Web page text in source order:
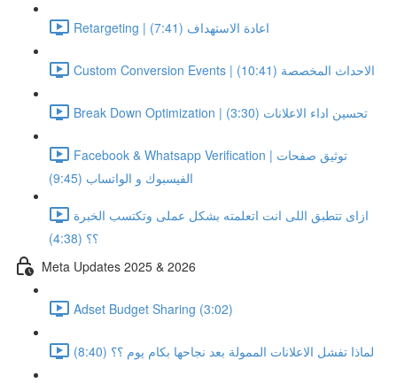
Retargeting | اعادة الاستهداف (7:41)
Custom Conversion Events | الاحداث المخصصة (10:41)
Break Down Optimization | تحسين اداء الاعلانات (3:30)
Facebook & Whatsapp Verification | توثيق صفحات
الفيسبوك و الواتساب (9:45)
ازاى تتطبق اللى انت اتعلمته بشكل عملى وتكتسب الخبرة
؟؟ (4:38)
Meta Updates 2025 & 2026
Adset Budget Sharing (3:02)
لماذا تفشل الاعلانات الممولة بعد نجاحها بكام يوم ؟؟ (8:40)